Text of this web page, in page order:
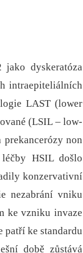
dyskeratóza
intraepiteliálních
LAST (lower
(LSIL –⁠ low-
non
HSIL došlo
konzervativní
nezabrání vniku
ke vzniku invaze
ke standardu
době zůstává